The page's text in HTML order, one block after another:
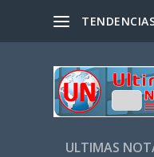
ULTIMAS